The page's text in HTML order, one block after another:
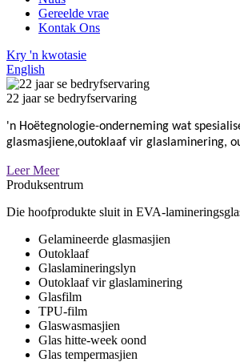
Gereelde vrae
Kontak Ons
Kry 'n kwotasie
English
22 jaar se bedryfservaring
'n Hoëtegnologie-onderneming wat
glasmasjiene,outoklaaf vir glaslaminering,
Leer Meer
Produksentrum
Die hoofprodukte sluit in EVA-
Gelamineerde glasmasjien
Outoklaaf
Glaslamineringslyn
Outoklaaf vir glaslaminering
Glasfilm
TPU-film
Glaswasmasjien
Glas hitte-week oond
Glas tempermasjien